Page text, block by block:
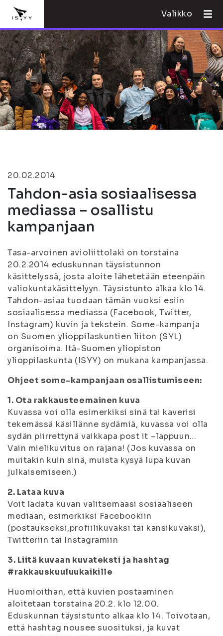
Valikko
20.02.2014
Tahdon-asia sosiaalisessa
mediassa – osallistu
kampanjaan
Tasa-arvoinen avioliittolaki on torstaina
20.2.2014 eduskunnan täysistunnon
käsittelyssä, josta aloite lähetetään eteenpäin
valiokuntakäsittelyyn. Täysistunto alkaa klo 14.
Tahdon-asiaa tuodaan tämän vuoksi esiin
sosiaalisessa mediassa (Facebook, Twitter,
Instagram) kuvin ja tekstein. Some-kampanja
on Suomen ylioppilaskuntien liiton (SYL)
organisoima. Itä-Suomen yliopiston
ylioppilaskunta (ISYY) on mukana kampanjassa.
Ohjeet some-kampanjaan osallistumiseen:
1. Ota rakkausteemainen kuva
Kuvassa voi olla esimerkiksi sinä tai kaverisi
tekemässä käsillänne sydämiä, kuvassa voi olla
sydän piirrettynä vaikkapa post it –lappuun…
Vain mielikuvitus on rajana! (Jos kuvassa on
muitakin kuin sinä, muista kysyä lupa kuvan
julkaisemiseen.)
2. Lataa kuva
Voit ladata kuvan valitsemaasi sosiaaliseen
mediaan, esimerkiksi Facebookiin
(postaukseksi,profiilikuvaksi tai kansikuvaksi),
Twitteriin tai Instagramiin
3. Liitä kuvaan kuvateksti ja hashtag
#rakkauskuuluukaikille
Huomioithan, että kuvien postaaminen
aloitetaan torstaina 20.2. klo 12.00.
Eduskunnan täysistunto alkaa klo 14. Toivotaan,
että hashtag nousee suosituksi, ja kuvat